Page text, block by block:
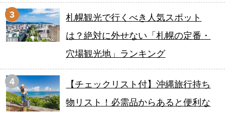
3
札幌観光で行くべき人気スポット
は？絶対に外せない「札幌の定番・
穴場観光地」ランキング
4
【チェックリスト付】沖縄旅行持ち
物リスト！必需品からあると便利な